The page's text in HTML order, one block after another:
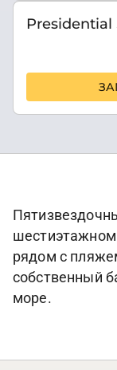
Presidential
шестиэтажном
рядом с
собственный
море.